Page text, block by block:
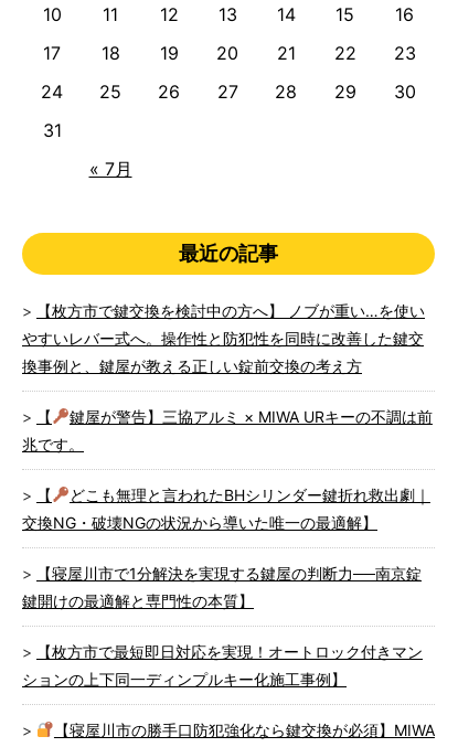
« 7月
10
11 12 13 14 15
16
17
18 19 20 21 22
23
24
25 26 27 28 29
30
31
最近の記事
【枚方市で鍵交換を検討中の方へ】 ノブが重い…を使い
やすいレバー式へ。操作性と防犯性を同時に改善した鍵交
換事例と、鍵屋が教える正しい錠前交換の考え方
【
鍵屋が警告】三協アルミ × MIWA URキーの不調は前
兆です。
【
どこも無理と言われたBHシリンダー鍵折れ救出劇｜
交換NG・破壊NGの状況から導いた唯一の最適解】
【寝屋川市で1分解決を実現する鍵屋の判断力──南京錠
鍵開けの最適解と専門性の本質】
【枚方市で最短即日対応を実現！オートロック付きマン
ションの上下同一ディンプルキー化施工事例】
【寝屋川市の勝手口防犯強化なら鍵交換が必須】MIWA